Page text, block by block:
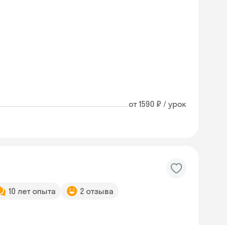
от 1590 ₽ / урок
10 лет опыта 2 отзыва